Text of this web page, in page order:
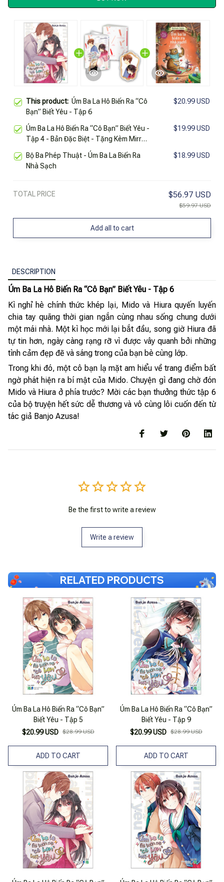
This product: Úm Ba La Hô Biến Ra “Cô
Bạn” Biết Yêu - Tập 6
$20.99 USD
Úm Ba La Hô Biến Ra “Cô Bạn” Biết Yêu -
Tập 4 - Bản Đặc Biệt - Tặng Kèm Mirror
$19.99 USD
Bộ Ba Phép Thuật - Úm Ba La Biến Ra
Nhà Sạch
$18.99 USD
TOTAL PRICE $56.97 USD
$59.97 USD
Add all to cart
DESCRIPTION
Úm Ba La Hô Biến Ra “Cô Bạn” Biết Yêu - Tập 6
Kì nghỉ hè chính thức khép lại, Mido và Hiura quyến luyến
chia tay quãng thời gian ngắn cùng nhau sống chung dưới
một mái nhà. Một kì học mới lại bắt đầu, song giờ Hiura đã
tự tin hơn, ngày càng rạng rỡ vì được vây quanh bởi những
tình cảm đẹp đẽ và sáng trong của bạn bè cùng lớp.
Trong khi đó, một cô bạn lạ mặt am hiểu về trang điểm bất
ngờ phát hiện ra bí mật của Mido. Chuyện gì đang chờ đón
Mido và Hiura ở phía trước? Mời các bạn thưởng thức tập 6
của bộ truyện hết sức dễ thương và vô cùng lôi cuốn đến từ
tác giả Banjo Azusa!
Be the first to write a review
Write a review
RELATED PRODUCTS
Úm Ba La Hô Biến Ra “Cô Bạn”
Biết Yêu - Tập 5
$20.99 USD $28.99 USD
ADD TO CART
Úm Ba La Hô Biến Ra “Cô Bạn”
Biết Yêu - Tập 9
$20.99 USD $28.99 USD
ADD TO CART